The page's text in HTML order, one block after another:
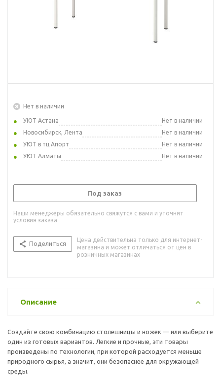
Нет в наличии
УЮТ Астана
Нет в наличии
Новосибирск, Лента
Нет в наличии
УЮТ в тц Апорт
Нет в наличии
УЮТ Алматы
Нет в наличии
Под заказ
Наши менеджеры обязательно свяжутся с вами и уточнят
условия заказа
Поделиться
Цена действительна только для интернет-
магазина и может отличаться от цен в
розничных магазинах
Описание
Создайте свою комбинацию столешницы и ножек — или выберите
один из готовых вариантов. Легкие и прочные, эти товары
произведены по технологии, при которой расходуется меньше
природного сырья, а значит, они безопаснее для окружающей
среды.